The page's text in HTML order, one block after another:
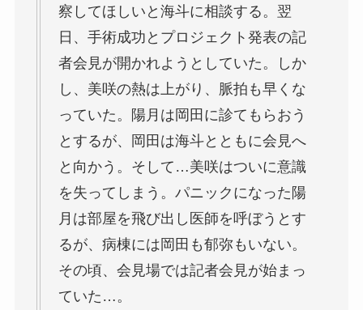
察してほしいと海斗に相談する。翌
日、手術成功とプロジェクト発表の記
者会見が開かれようとしていた。しか
し、美咲の熱は上がり、脈拍も早くな
っていた。陽月は岡田に診てもらおう
とするが、岡田は海斗とともに会見へ
と向かう。そして…美咲はついに意識
を失ってしまう。パニックになった陽
月は部屋を飛び出し医師を呼ぼうとす
るが、病棟には岡田も郁弥もいない。
その頃、会見場では記者会見が始まっ
ていた…。